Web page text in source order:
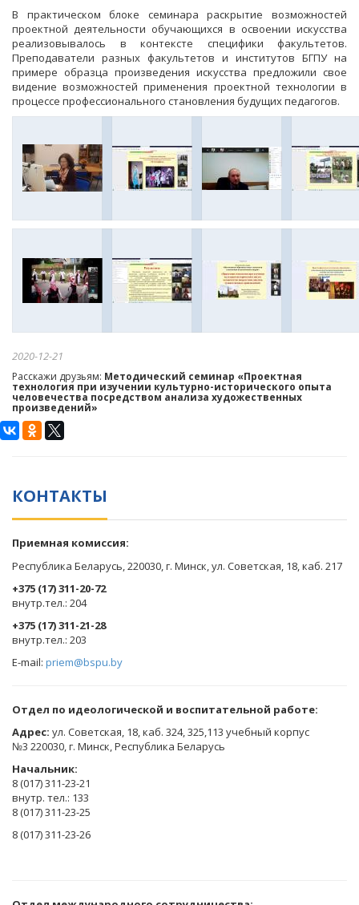
В практическом блоке семинара раскрытие возможностей
проектной деятельности обучающихся в освоении искусства
реализовывалось в контексте специфики факультетов.
Преподаватели разных факультетов и институтов БГПУ на
примере образца произведения искусства предложили свое
видение возможностей применения проектной технологии в
процессе профессионального становления будущих педагогов.
2020-12-21
Расскажи друзьям: Методический семинар «Проектная
технология при изучении культурно-исторического опыта
человечества посредством анализа художественных
произведений»
КОНТАКТЫ
Приемная комиссия:
Республика Беларусь, 220030, г. Минск, ул. Советская, 18, каб. 217
+375 (17) 311-20-72
​внутр.тел.: 204
+375 (17) 311-21-28
​внутр.тел.: 203
E-mail: priem@bspu.by
Отдел по идеологической и воспитательной работе:
Адрес: ул. Советская, 18, каб. 324, 325,113 учебный корпус
№3 220030, г. Минск, Республика Беларусь
Начальник:
8 (017) 311-23-21
внутр. тел.: 133
8 (017) 311-23-25
8 (017) 311-23-26